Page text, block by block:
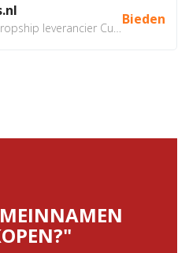
Bieden